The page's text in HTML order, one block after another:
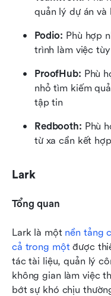
quản lý dự án và
Podio: Phù hợp
trình làm việc
ProofHub: Phù
nhỏ tìm kiếm
tập tin
Redbooth: Phù
từ xa cần kết
Lark
Tổng quan
Lark là một nền tảng
cả trong một được
tác tài liệu, quản lý
không gian làm việc
bớt sự khó chịu